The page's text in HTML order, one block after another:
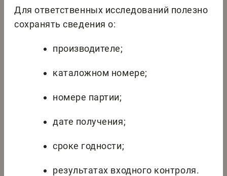
Для ответственных исследований полезно
сохранять сведения о:
производителе;
каталожном номере;
номере партии;
дате получения;
сроке годности;
результатах входного контроля.